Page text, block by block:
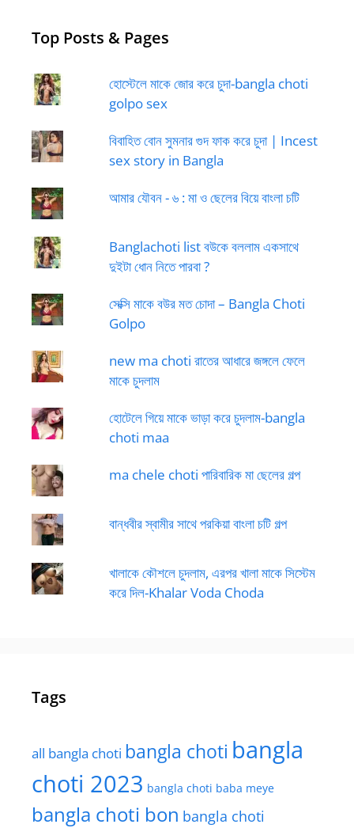
Top Posts & Pages
হোস্টেলে মাকে জোর করে চুদা-bangla choti
golpo sex
বিবাহিত বোন সুমনার গুদ ফাক করে চুদা | Incest
sex story in Bangla
আমার যৌবন - ৬ : মা ও ছেলের বিয়ে বাংলা চটি
Banglachoti list বউকে বললাম একসাথে
দুইটা ধোন নিতে পারবা ?
সেক্সি মাকে বউর মত চোদা – Bangla Choti
Golpo
new ma choti রাতের আধারে জঙ্গলে ফেলে
মাকে চুদলাম
হোটেলে গিয়ে মাকে ভাড়া করে চুদলাম-bangla
choti maa
ma chele choti পারিবারিক মা ছেলের গল্প
বান্ধবীর স্বামীর সাথে পরকিয়া বাংলা চটি গল্প
খালাকে কৌশলে চুদলাম, এরপর খালা মাকে সিস্টেম
করে দিল-Khalar Voda Choda
Tags
all bangla choti bangla choti bangla
choti 2023 bangla choti baba meye
bangla choti bon bangla choti